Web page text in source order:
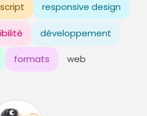
responsive design
développement
formats web